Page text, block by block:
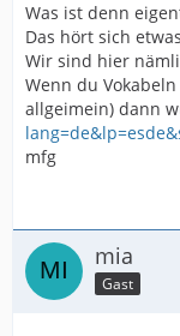
Was ist denn
Das hört sich
Wir sind hier
Wenn du
allgeimein) dann
mfg
mia
Gast